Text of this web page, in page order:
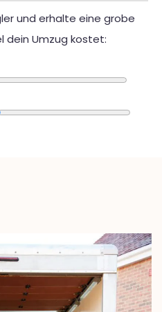
und erhalte eine grobe
dein Umzug kostet: